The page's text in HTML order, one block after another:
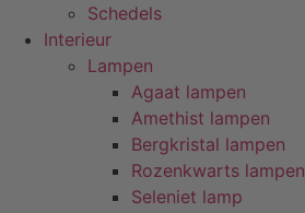
Schedels
Interieur
Lampen
Agaat lampen
Amethist lampen
Bergkristal lampen
Rozenkwarts lampen
Seleniet lamp